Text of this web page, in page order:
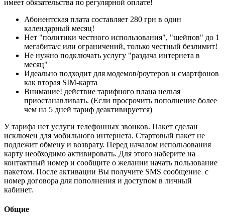
имеет обязательства по регулярной оплате!
Абонентская плата составляет 280 грн в один
календарный месяц!
Нет "политики честного использования", "шейпов" до 1
мегабита/с или ограничений, только честный безлимит!
Не нужно подключать услугу "раздача интернета в
месяц"
Идеально подходит для модемов/роутеров и смартфонов
как вторая SIM-карта
Внимание! действие тарифного плана нельзя
приостанавливать. (Если просрочить пополнение более
чем на 5 дней тариф деактивируется)
У тарифа нет услуги телефонных звонков. Пакет сделан
исключен для мобильного интернета. Стартовый пакет не
подлежит обмену и возврату. Перед началом использования
карту необходимо активировать. Для этого наберите на
контактный номер и сообщите о желании начать пользование
пакетом. После активации Вы получите SMS сообщение с
номер договора для пополнения и доступом в личный
кабинет.
Общие